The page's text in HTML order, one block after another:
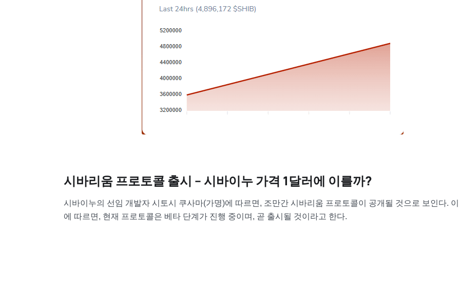
시바리움 프로토콜 출시 – 시바이누 가격 1달러에 이를까?
시바이누의 선임 개발자 시토시 쿠사마(가명)에 따르면, 조만간 시바리움 프로토콜이 공개될 것으로 보인다.
에 따르면, 현재 프로토콜은 베타 단계가 진행 중이며, 곧 출시될 것이라고 한다.